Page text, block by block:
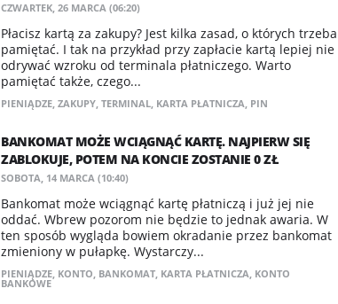
CZWARTEK, 26 MARCA (06:20)
Płacisz kartą za zakupy? Jest kilka zasad, o których trzeba
pamiętać. I tak na przykład przy zapłacie kartą lepiej nie
odrywać wzroku od terminala płatniczego. Warto
pamiętać także, czego...
PIENIĄDZE, ZAKUPY, TERMINAL, KARTA PŁATNICZA, PIN
BANKOMAT MOŻE WCIĄGNĄĆ KARTĘ. NAJPIERW SIĘ
ZABLOKUJE, POTEM NA KONCIE ZOSTANIE 0 ZŁ
SOBOTA, 14 MARCA (10:40)
Bankomat może wciągnąć kartę płatniczą i już jej nie
oddać. Wbrew pozorom nie będzie to jednak awaria. W
ten sposób wygląda bowiem okradanie przez bankomat
zmieniony w pułapkę. Wystarczy...
PIENIĄDZE, KONTO, BANKOMAT, KARTA PŁATNICZA, KONTO
BANKOWE